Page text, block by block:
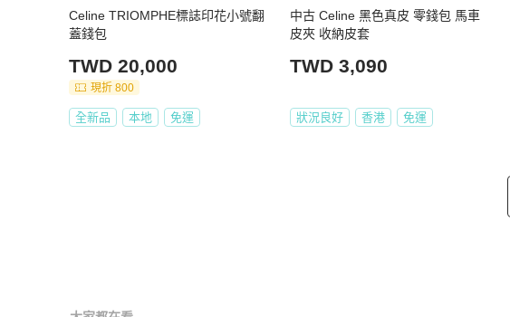
Celine TRIOMPHE標誌印花小號翻
蓋錢包
TWD 20,000
現折 800
全新品 本地 免運
中古 Celine 黑色真皮 零錢包 馬車
皮夾 收納皮套
TWD 3,090
狀況良好 香港 免運